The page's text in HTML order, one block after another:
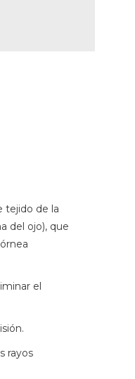
tejido de la
del ojo), que
el
rayos